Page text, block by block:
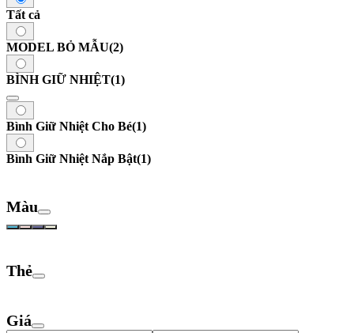
Tất cả
MODEL BỎ MẪU(2)
BÌNH GIỮ NHIỆT(1)
Bình Giữ Nhiệt Cho Bé(1)
Bình Giữ Nhiệt Nắp Bật(1)
Màu
Thẻ
Giá